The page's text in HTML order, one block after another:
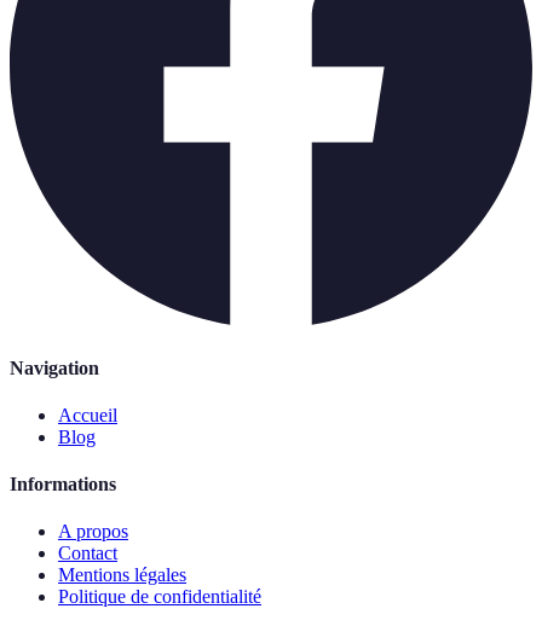
Navigation
Accueil
Blog
Informations
A propos
Contact
Mentions légales
Politique de confidentialité